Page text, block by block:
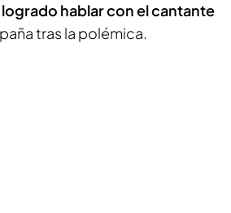
hablar con el cantante
tras la polémica.